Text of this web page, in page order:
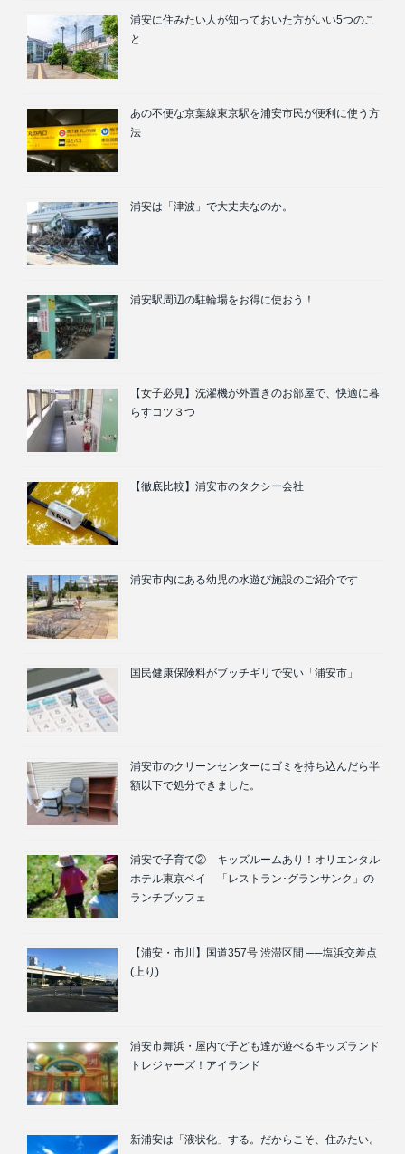
浦安に住みたい人が知っておいた方がいい5つのこ
と
あの不便な京葉線東京駅を浦安市民が便利に使う方
法
浦安は「津波」で大丈夫なのか。
浦安駅周辺の駐輪場をお得に使おう！
【女子必見】洗濯機が外置きのお部屋で、快適に暮
らすコツ３つ
【徹底比較】浦安市のタクシー会社
浦安市内にある幼児の水遊び施設のご紹介です
国民健康保険料がブッチギリで安い「浦安市」
浦安市のクリーンセンターにゴミを持ち込んだら半
額以下で処分できました。
浦安で子育て② キッズルームあり！オリエンタル
ホテル東京ベイ 「レストラン･グランサンク」の
ランチブッフェ
【浦安・市川】国道357号 渋滞区間 ──塩浜交差点
(上り)
浦安市舞浜・屋内で子ども達が遊べるキッズランド
トレジャーズ！アイランド
新浦安は「液状化」する。だからこそ、住みたい。